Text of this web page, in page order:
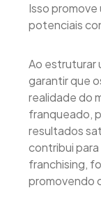
Isso
potenciais
Ao estruturar
garantir que
realidade do
franqueado,
resultados
contribui
franchising,
promovendo